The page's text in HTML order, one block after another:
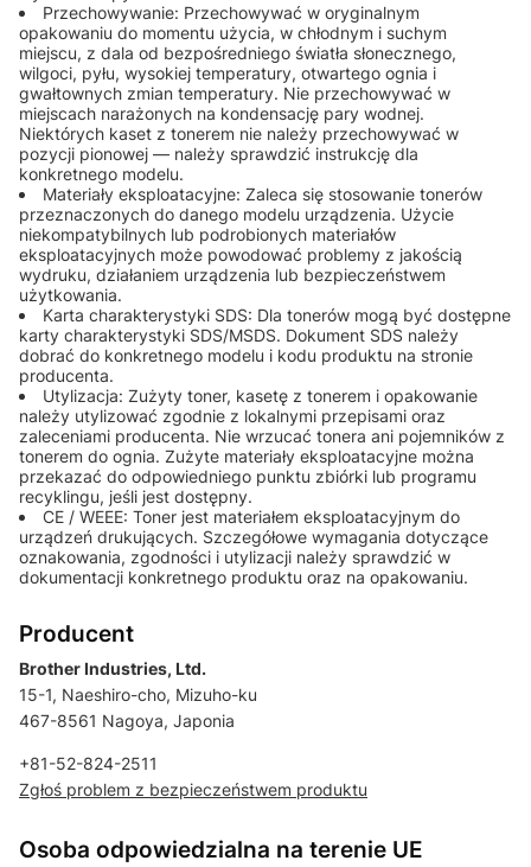
Przechowywanie: Przechowywać w oryginalnym
opakowaniu do momentu użycia, w chłodnym i suchym
miejscu, z dala od bezpośredniego światła słonecznego,
wilgoci, pyłu, wysokiej temperatury, otwartego ognia i
gwałtownych zmian temperatury. Nie przechowywać w
miejscach narażonych na kondensację pary wodnej.
Niektórych kaset z tonerem nie należy przechowywać w
pozycji pionowej — należy sprawdzić instrukcję dla
konkretnego modelu.
Materiały eksploatacyjne: Zaleca się stosowanie tonerów
przeznaczonych do danego modelu urządzenia. Użycie
niekompatybilnych lub podrobionych materiałów
eksploatacyjnych może powodować problemy z jakością
wydruku, działaniem urządzenia lub bezpieczeństwem
użytkowania.
Karta charakterystyki SDS: Dla tonerów mogą być dostępne
karty charakterystyki SDS/MSDS. Dokument SDS należy
dobrać do konkretnego modelu i kodu produktu na stronie
producenta.
Utylizacja: Zużyty toner, kasetę z tonerem i opakowanie
należy utylizować zgodnie z lokalnymi przepisami oraz
zaleceniami producenta. Nie wrzucać tonera ani pojemników z
tonerem do ognia. Zużyte materiały eksploatacyjne można
przekazać do odpowiedniego punktu zbiórki lub programu
recyklingu, jeśli jest dostępny.
CE / WEEE: Toner jest materiałem eksploatacyjnym do
urządzeń drukujących. Szczegółowe wymagania dotyczące
oznakowania, zgodności i utylizacji należy sprawdzić w
dokumentacji konkretnego produktu oraz na opakowaniu.
Producent
Brother Industries, Ltd.
15-1, Naeshiro-cho, Mizuho-ku
467-8561 Nagoya, Japonia
+81-52-824-2511
Zgłoś problem z bezpieczeństwem produktu
Osoba odpowiedzialna na terenie UE